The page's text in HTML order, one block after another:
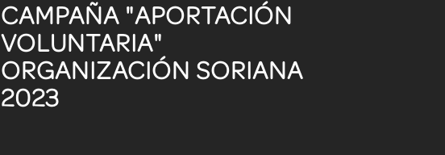
CAMPAÑA "APORTACIÓN
VOLUNTARIA"
ORGANIZACIÓN SORIANA
2023